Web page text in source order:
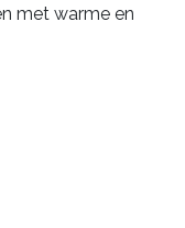
met warme en